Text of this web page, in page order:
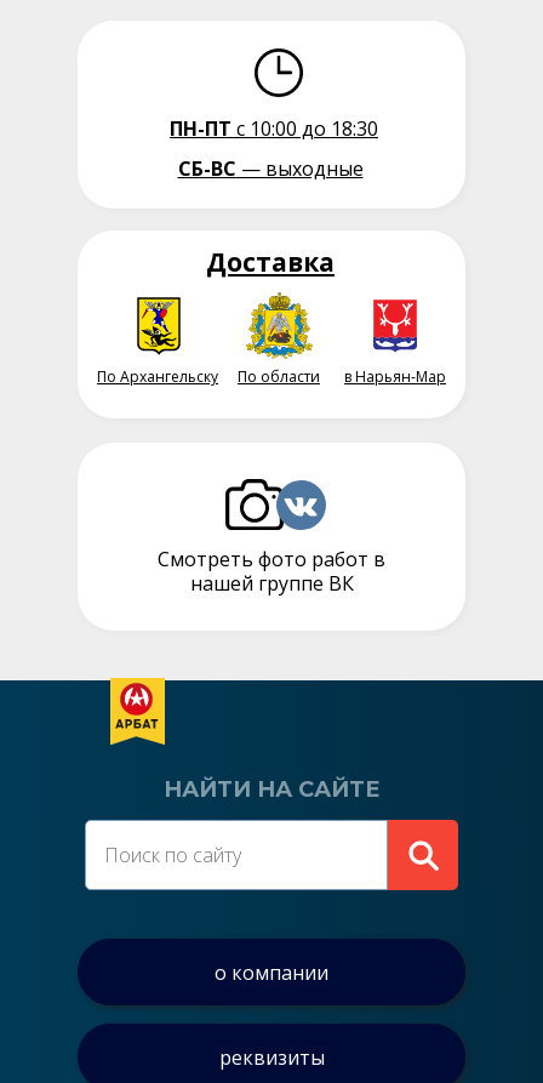
о компании
реквизиты
Смотреть фото работ в
нашей группе ВК
ПН-ПТ с 10:00 до 18:30
СБ-ВС — выходные
Доставка
По Архангельску в Нарьян-Мар
По области
НАЙТИ НА САЙТЕ